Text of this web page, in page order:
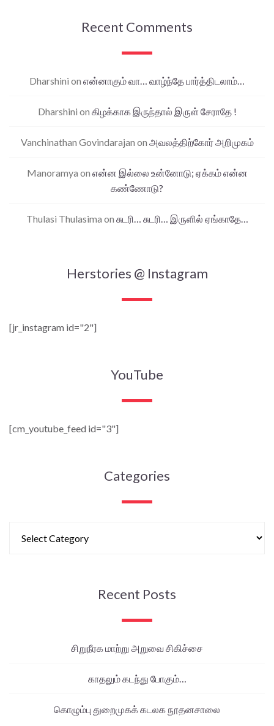
Recent Comments
Dharshini on என்னாகும் வா… வாழ்ந்தே பார்த்திடலாம்…
Dharshini on கிழக்காக இருந்தால் இருள் சேராதே !
Vanchinathan Govindarajan on அவலத்திற்கோர் அறிமுகம்
Manoramya on என்ன இல்லை உன்னோடு; ஏக்கம் என்ன
கண்ணோடு?
Thulasi Thulasima on சுடரி… சுடரி… இருளில் ஏங்காதே…
Herstories @ Instagram
[jr_instagram id="2"]
YouTube
[cm_youtube_feed id="3"]
Categories
Recent Posts
சிறுநீரக மாற்று அறுவை சிகிச்சை
காதலும் கடந்து போகும்…
கொழும்பு துறைமுகக் கடலக நூதனசாலை